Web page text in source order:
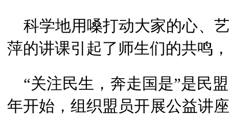
科学地用嗓打动大家的心、
萍的讲课引起了师生们的共鸣
“关注民生，奔走国是”是民
年开始，组织盟员开展公益讲